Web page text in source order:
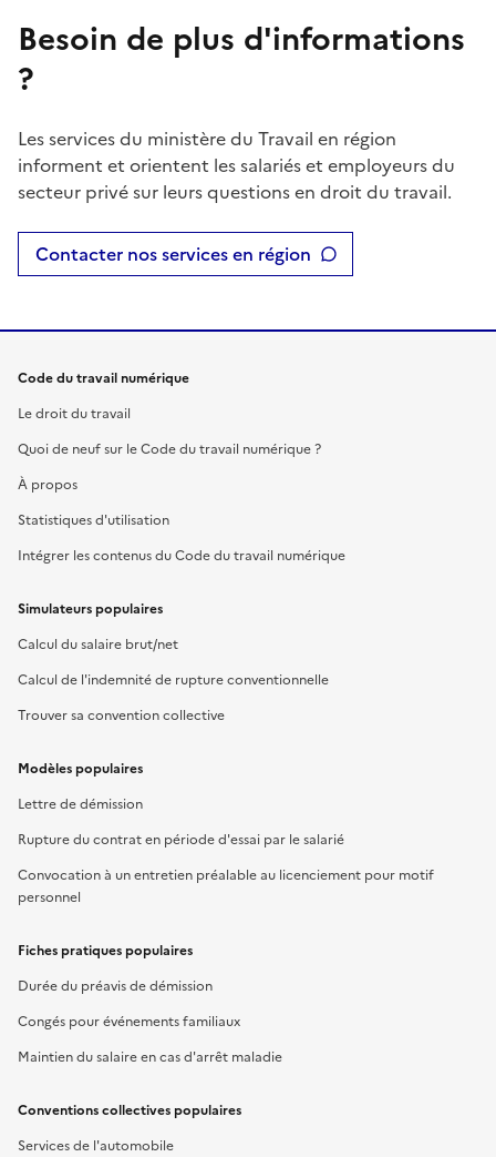
Besoin de plus d'informations
?
Les services du ministère du Travail en région
informent et orientent les salariés et employeurs du
secteur privé sur leurs questions en droit du travail.
Contacter nos services en région
Code du travail numérique
Le droit du travail
Quoi de neuf sur le Code du travail numérique ?
À propos
Statistiques d'utilisation
Intégrer les contenus du Code du travail numérique
Simulateurs populaires
Calcul du salaire brut/net
Calcul de l'indemnité de rupture conventionnelle
Trouver sa convention collective
Modèles populaires
Lettre de démission
Rupture du contrat en période d'essai par le salarié
Convocation à un entretien préalable au licenciement pour motif
personnel
Fiches pratiques populaires
Durée du préavis de démission
Congés pour événements familiaux
Maintien du salaire en cas d'arrêt maladie
Conventions collectives populaires
Services de l'automobile